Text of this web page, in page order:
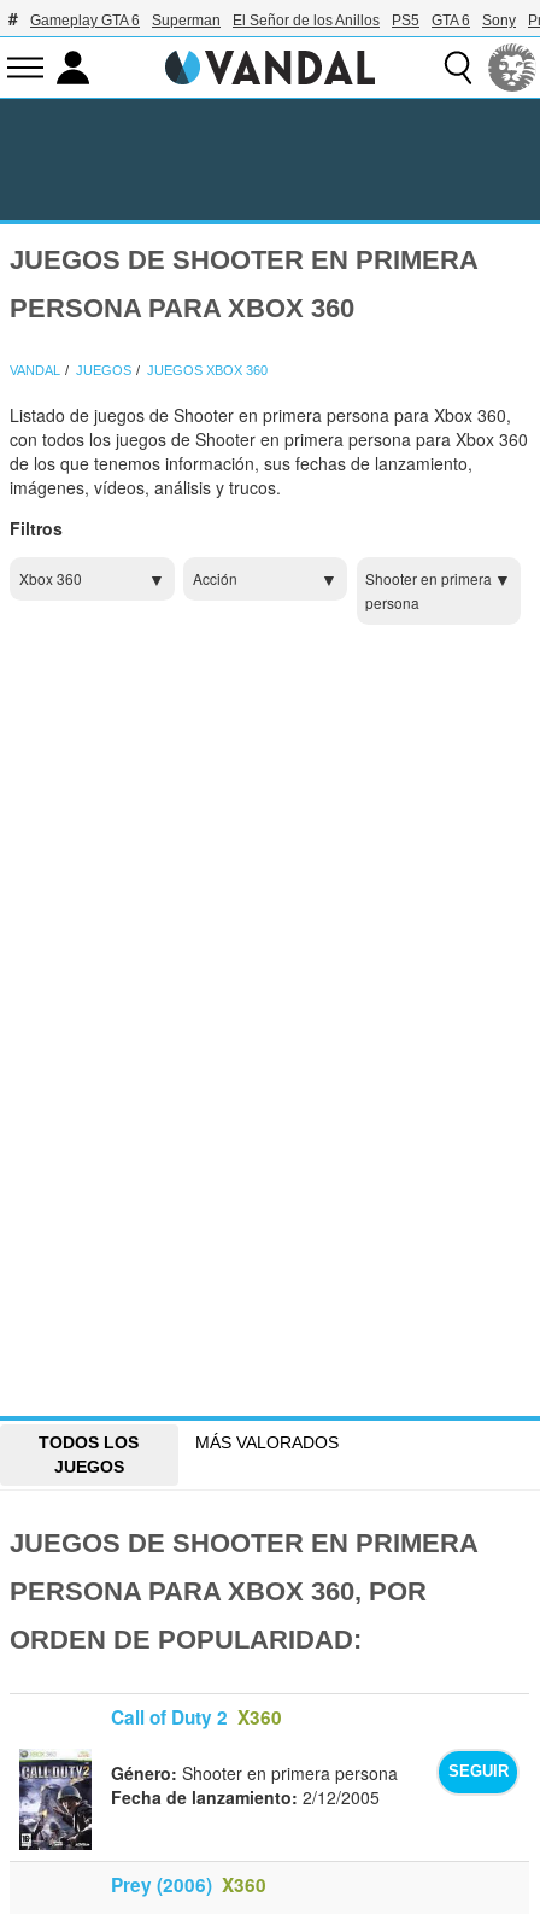
Gameplay GTA 6 Superman El Señor de los Anillos PS5 GTA 6 Sony
JUEGOS DE SHOOTER EN PRIMERA
PERSONA PARA XBOX 360
VANDAL JUEGOS JUEGOS XBOX 360
Listado de juegos de Shooter en primera persona para Xbox 360,
con todos los juegos de Shooter en primera persona para Xbox 360
de los que tenemos información, sus fechas de lanzamiento,
imágenes, vídeos, análisis y trucos.
Filtros
Xbox 360 Acción
Shooter en primera
persona
TODOS LOS
JUEGOS
MÁS VALORADOS
JUEGOS DE SHOOTER EN PRIMERA
PERSONA PARA XBOX 360, POR
ORDEN DE POPULARIDAD:
Call of Duty 2 X360
SEGUIR
Género: Shooter en primera persona
Fecha de lanzamiento: 2/12/2005
Prey (2006) X360